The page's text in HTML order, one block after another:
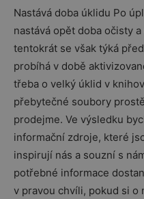
Nastává doba úklidu Po
nastává opět doba očisty
tentokrát se však týká
probíhá v době
třeba o velký úklid v
přebytečné soubory
prodejme. Ve výsledku
informační zdroje, které
inspirují nás a souzní s
potřebné informace
v pravou chvíli, pokud si o